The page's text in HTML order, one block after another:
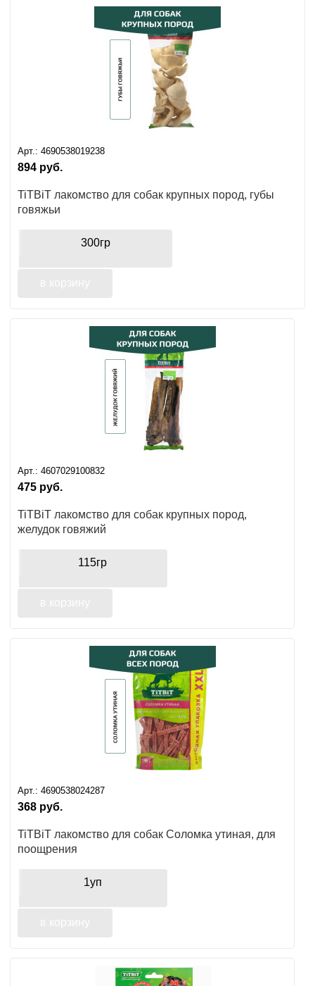
Арт.: 4690538019238
894 руб.
TiTBiT лакомство для собак крупных пород, губы
говяжьи
300гр
Арт.: 4607029100832
475 руб.
TiTBiT лакомство для собак крупных пород,
желудок говяжий
115гр
Арт.: 4690538024287
368 руб.
TiTBiT лакомство для собак Соломка утиная, для
поощрения
1уп